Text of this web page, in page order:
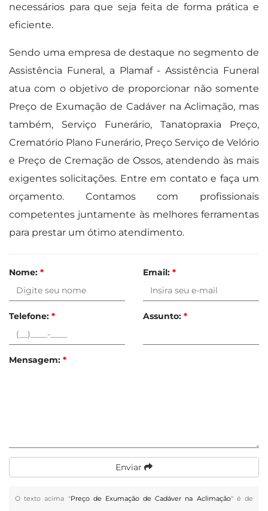
necessários para que seja feita de forma prática e
eficiente.
Sendo uma empresa de destaque no segmento de
Assistência Funeral, a Plamaf - Assistência Funeral
atua com o objetivo de proporcionar não somente
Preço de Exumação de Cadáver na Aclimação, mas
também, Serviço Funerário, Tanatopraxia Preço,
Crematório Plano Funerário, Preço Serviço de Velório
e Preço de Cremação de Ossos, atendendo às mais
exigentes solicitações. Entre em contato e faça um
orçamento. Contamos com profissionais
competentes juntamente às melhores ferramentas
para prestar um ótimo atendimento.
Nome: * Email: *
Telefone: * Assunto: *
Mensagem: *
Enviar
O texto acima "Preço de Exumação de Cadáver na Aclimação" é de